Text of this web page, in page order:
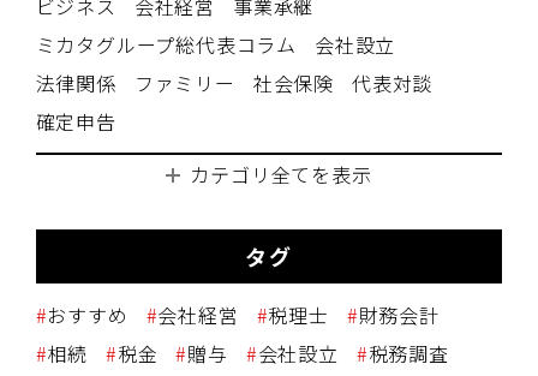
ビジネス 会社経営
事業承継
ミカタグループ総代表コラム
会社設立
法律関係
ファミリー 社会保険
代表対談
確定申告
カテゴリ全てを表示
タグ
おすすめ 会社経営 税理士
財務会計
相続
税金 贈与 会社設立
税務調査